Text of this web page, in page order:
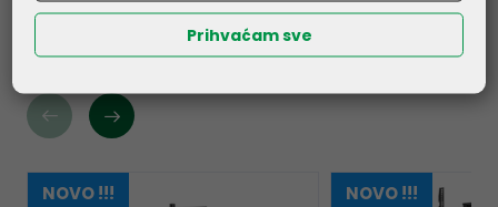
Povezani proizvodi
NOVO !!! NOVO !!!
Prihvaćam sve